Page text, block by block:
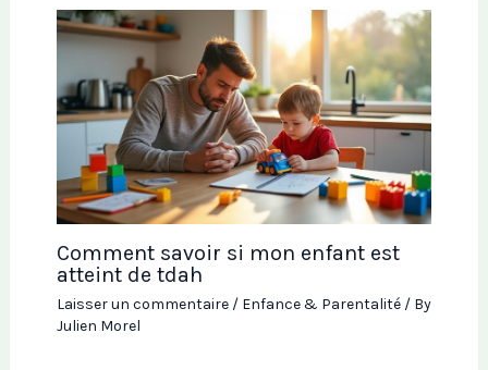
Comment savoir si mon enfant est
atteint de tdah
Laisser un commentaire / Enfance & Parentalité/ By
Julien Morel